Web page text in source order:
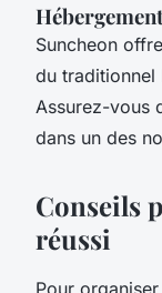
Suncheon
du traditionnel
Assurez-vous
dans un des
Conseils
réussi
Pour